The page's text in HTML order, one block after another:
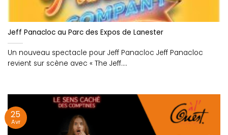
Jeff Panacloc au Parc des Expos de Lanester
Un nouveau spectacle pour Jeff Panacloc Jeff Panacloc
revient sur scène avec « The Jeff....
25
Avr